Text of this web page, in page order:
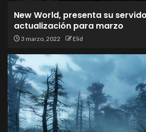
New World, presenta su
actualización para marzo
3 marzo, 2022 Elid